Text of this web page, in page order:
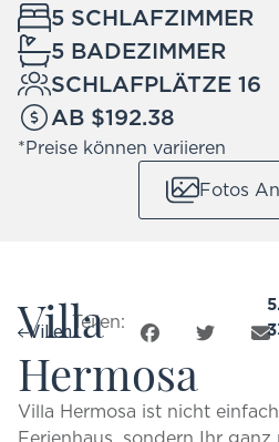
5 SCHLAFZIMMER
5 BADEZIMMER
SCHLAFPLÄTZE 16
AB $192.38
*Preise können variieren
Fotos
VillenTeilen:
Villa
Hermosa
Villa Hermosa ist nicht